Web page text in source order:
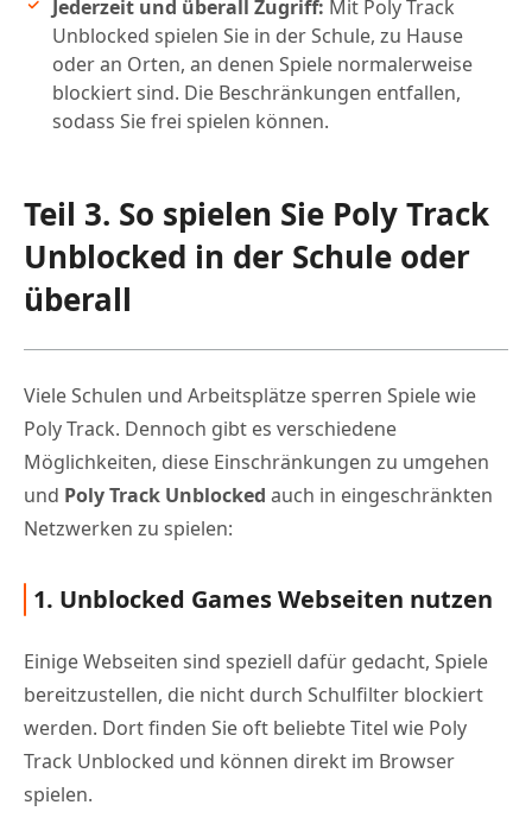
Jederzeit und überall Zugriff: Mit Poly Track
Unblocked spielen Sie in der Schule, zu Hause
oder an Orten, an denen Spiele normalerweise
blockiert sind. Die Beschränkungen entfallen,
sodass Sie frei spielen können.
Teil 3. So spielen Sie Poly Track
Unblocked in der Schule oder
überall
Viele Schulen und Arbeitsplätze sperren Spiele wie
Poly Track. Dennoch gibt es verschiedene
Möglichkeiten, diese Einschränkungen zu umgehen
und Poly Track Unblocked auch in eingeschränkten
Netzwerken zu spielen:
1. Unblocked Games Webseiten nutzen
Einige Webseiten sind speziell dafür gedacht, Spiele
bereitzustellen, die nicht durch Schulfilter blockiert
werden. Dort finden Sie oft beliebte Titel wie Poly
Track Unblocked und können direkt im Browser
spielen.